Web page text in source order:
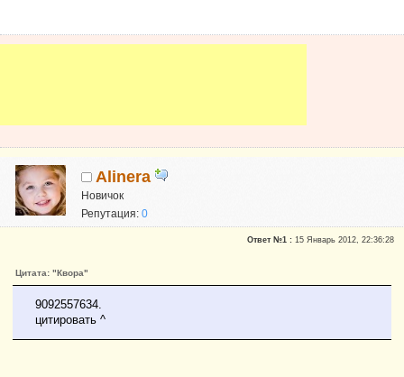
Alinera
Новичок
Репутация:0
Ответ №1 :15 Январь 2012, 22:36:28
Цитата: "Квора"
9092557634.
цитировать ^